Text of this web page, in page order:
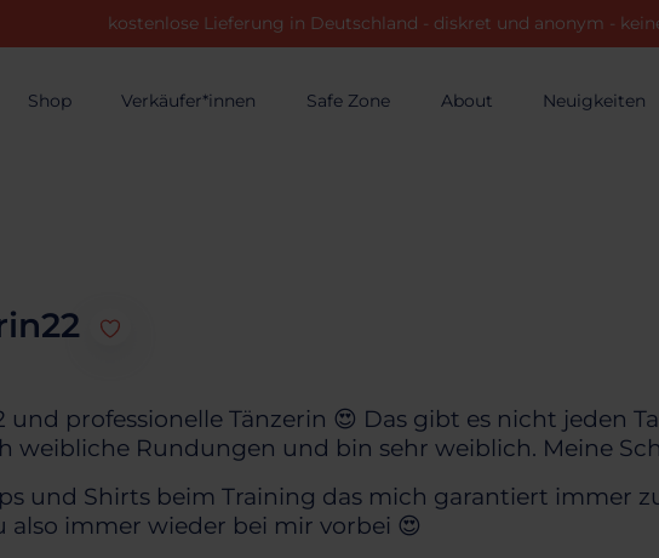
kostenlose Lieferung in Deutschland - diskret und anonym -
Shop Verkäufer*innen Safe Zone About Neuigkeiten
und professionelle Tänzerin 😍 Das gibt es nicht jeden
weibliche Rundungen und bin sehr weiblich. Meine
und Shirts beim Training das mich garantiert
also immer wieder bei mir vorbei 😍